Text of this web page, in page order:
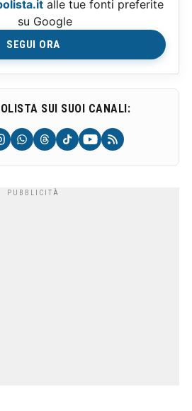
alle tue fonti preferite
su Google
SEGUI ORA
SUI SUOI CANALI: